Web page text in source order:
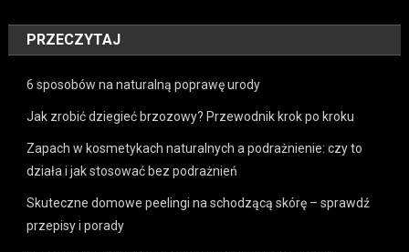
PRZECZYTAJ
6 sposobów na naturalną poprawę urody
Jak zrobić dziegieć brzozowy? Przewodnik krok po kroku
Zapach w kosmetykach naturalnych a podrażnienie: czy to
działa i jak stosować bez podrażnień
Skuteczne domowe peelingi na schodzącą skórę – sprawdź
przepisy i porady